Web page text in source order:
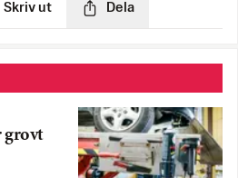
Skriv ut Dela
grovt